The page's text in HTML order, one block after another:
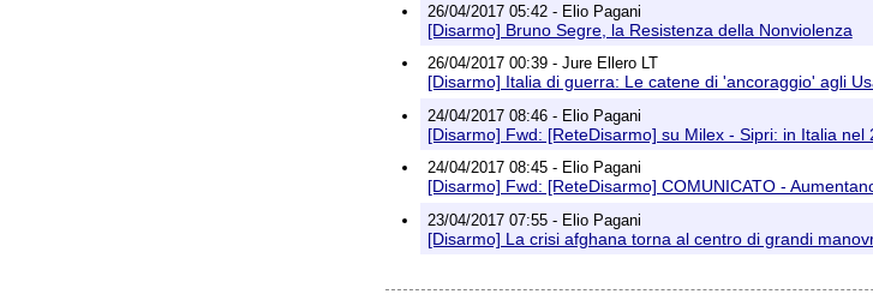
26/04/2017 05:42 - Elio Pagani
[Disarmo] Bruno Segre, la Resistenza della Nonviolenza
26/04/2017 00:39 - Jure Ellero LT
[Disarmo] Italia di guerra: Le catene di 'ancoraggio' agli
24/04/2017 08:46 - Elio Pagani
[Disarmo] Fwd: [ReteDisarmo] su Milex - Sipri: in Italia
24/04/2017 08:45 - Elio Pagani
[Disarmo] Fwd: [ReteDisarmo] COMUNICATO -
23/04/2017 07:55 - Elio Pagani
[Disarmo] La crisi afghana torna al centro di grandi